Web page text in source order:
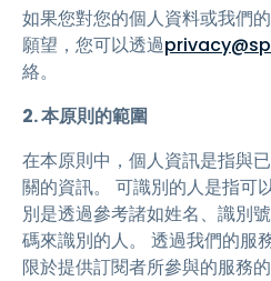
如果您對您的個人資料或我們
願望，您可以透過
絡。
2. 本原則的範圍
在本原則中，個人資訊是指與
關的資訊。 可識別的人是指可
別是透過參考諸如姓名、識別
碼來識別的人。 透過我們的服
限於提供訂閱者所參與的服務的